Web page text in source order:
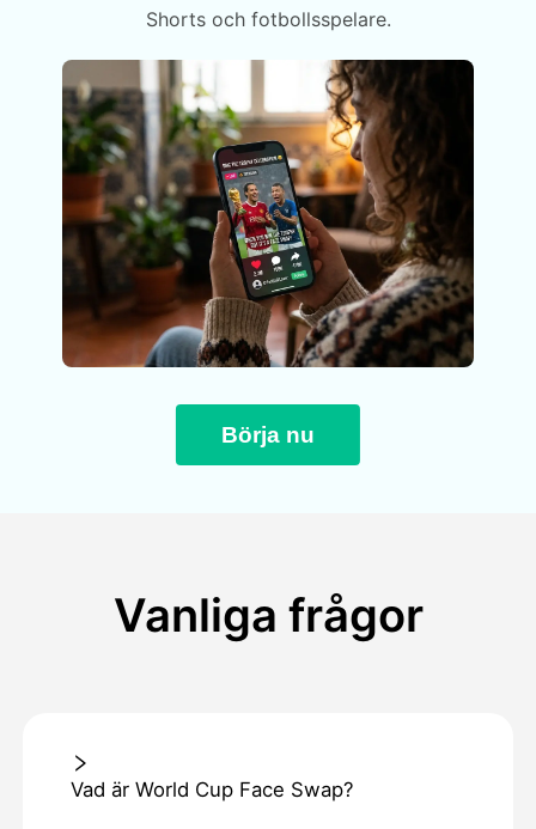
Shorts och fotbollsspelare.
Börja nu
Vanliga frågor
Vad är World Cup Face Swap?